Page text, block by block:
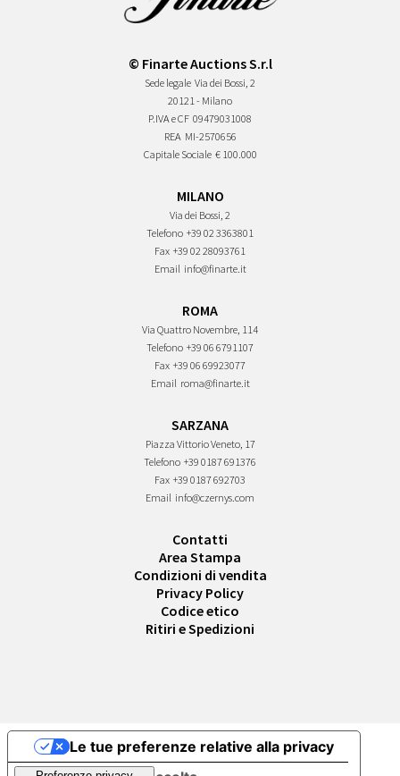
© Finarte Auctions S.r.l
Sede legale Via dei Bossi, 2
20121 - Milano
P.IVA e CF 09479031008
REA MI-2570656
Capitale Sociale € 100.000
MILANO
Via dei Bossi, 2
Telefono +39 02 3363801
Fax +39 02 28093761
Email info@finarte.it
ROMA
Via Quattro Novembre, 114
Telefono +39 06 6791107
Fax +39 06 69923077
Email roma@finarte.it
SARZANA
Piazza Vittorio Veneto, 17
Telefono +39 0187 691376
Fax +39 0187 692703
Email info@czernys.com
Contatti
Area Stampa
Condizioni di vendita
Privacy Policy
Codice etico
Ritiri e Spedizioni
Le tue preferenze relative alla privacy